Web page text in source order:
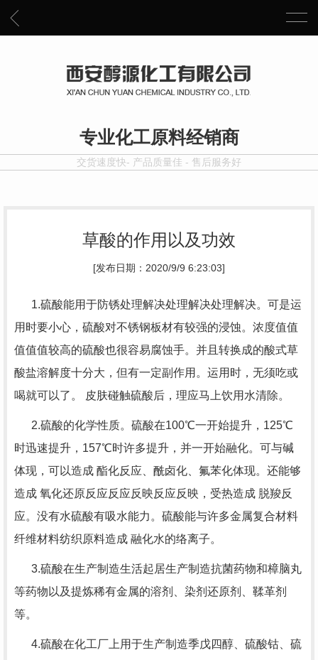
专业化工原料经销商
交货速度快- 产品质量佳 - 售后服务好
草酸的作用以及功效
[发布日期：2020/9/9 6:23:03]
1.硫酸能用于防锈处理解决处理解决处理解决。可是运
用时要小心，硫酸对不锈钢板材有较强的浸蚀。浓度值值
值值值较高的硫酸也很容易腐蚀手。并且转换成的酸式草
酸盐溶解度十分大，但有一定副作用。运用时，无须吃或
喝就可以了。 皮肤碰触硫酸后，理应马上饮用水清除。
2.硫酸的化学性质。硫酸在100℃一开始提升，125℃
时迅速提升，157℃时许多提升，并一开始融化。可与碱
体现，可以造成 酯化反应、酰卤化、氟苯化体现。还能够
造成 氧化还原反应反应反映反应反映，受热造成 脱羧反
应。没有水硫酸有吸水能力。硫酸能与许多金属复合材料
纤维材料纺织原料造成 融化水的络离子。
3.硫酸在生产制造生活起居生产制造抗菌药物和樟脑丸
等药物以及提炼稀有金属的溶剂、染剂还原剂、鞣革剂
等。
4.硫酸在化工厂上用于生产制造季戊四醇、硫酸钴、硫